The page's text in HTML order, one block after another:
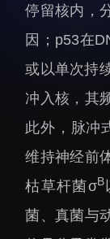
教育概况
招生信息
学位培养
学生工作
学生就业
停留核内，
因；p53在
或以单次持
冲入核，其
此外，脉冲
维持神经前
枯草杆菌σB
菌、真菌与